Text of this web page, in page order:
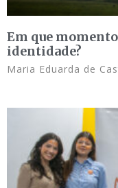
Em que
identidade?
Maria Eduarda de